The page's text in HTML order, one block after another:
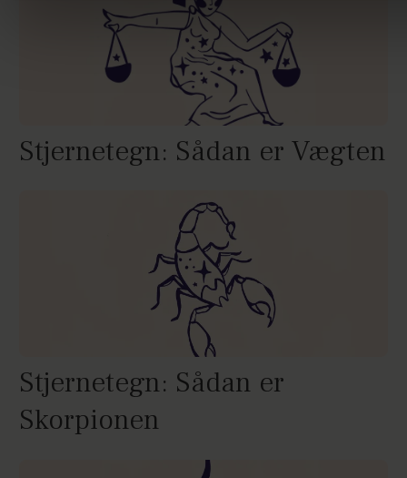
Stjernetegn: Sådan er Vægten
Stjernetegn: Sådan er
Skorpionen